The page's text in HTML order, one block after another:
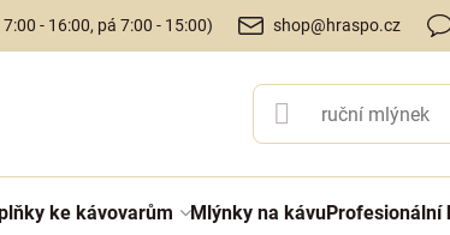
- 16:00, pá 7:00 - 15:00) shop@hraspo.cz
ke kávovarům Mlýnky na kávuProfesionální